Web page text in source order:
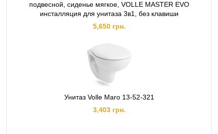
подвесной, сиденье мягкое, VOLLE MASTER EVO
инсталляция для унитаза 3в1, без клавиши
5,650 грн.
Унитаз Volle Maro 13-52-321
3,403 грн.